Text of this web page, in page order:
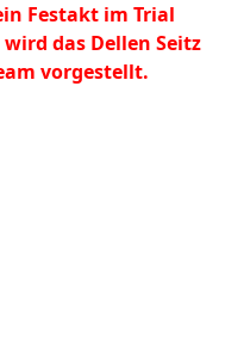
Festakt im Trial
das Dellen Seitz
vorgestellt.